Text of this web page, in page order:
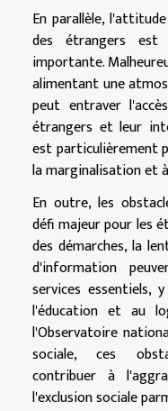
En parallèle,
des étrangers est
importante.
alimentant une
peut entraver
étrangers et leur
est particulièrement
la marginalisation et
En outre, les
défi majeur pour les
des démarches, la
d'information
services essentiels,
l'éducation et au
l'Observatoire
sociale, ces
contribuer à
l'exclusion sociale